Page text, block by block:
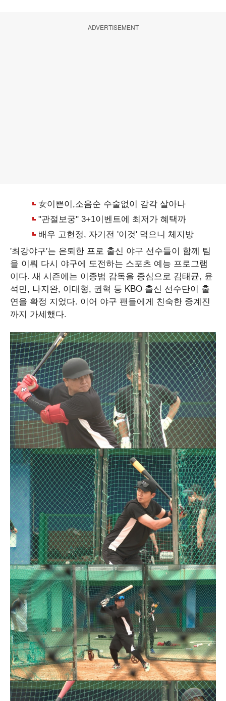
ADVERTISEMENT
'최강야구'는 은퇴한 프로 출신 야구 선수들이 함께 팀
을 이뤄 다시 야구에 도전하는 스포츠 예능 프로그램
이다. 새 시즌에는 이종범 감독을 중심으로 김태균, 윤
석민, 나지완, 이대형, 권혁 등 KBO 출신 선수단이 출
연을 확정 지었다. 이어 야구 팬들에게 친숙한 중계진
까지 가세했다.